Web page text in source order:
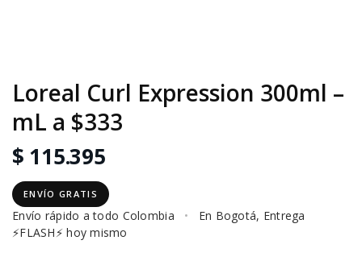
Loreal Curl Expression 300ml –
mL a $333
$ 115.395
ENVÍO GRATIS
Envío rápido a todo Colombia •
En Bogotá, Entrega
⚡FLASH⚡ hoy mismo